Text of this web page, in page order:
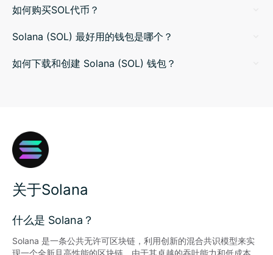
如何购买SOL代币？
Solana (SOL) 最好用的钱包是哪个？
如何下载和创建 Solana (SOL) 钱包？
关于Solana
什么是 Solana？
Solana 是一条公共无许可区块链，利用创新的混合共识模型来实
现一个全新且高性能的区块链。由于其卓越的吞吐能力和低成本，